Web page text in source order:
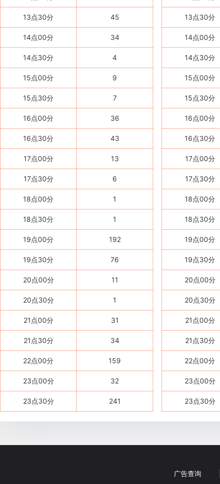
13点30分 45
14点00分 34
14点30分 4
15点00分 9
15点30分 7
16点00分 36
16点30分 43
17点00分 13
17点30分 6
18点00分 1
18点30分 1
19点00分 192
19点30分 76
20点00分 11
20点30分 1
21点00分 31
21点30分 34
22点00分 159
23点00分 32
23点30分 241
13点30分
14点00分
14点30分
15点00分
15点30分
16点00分
16点30分
17点00分
17点30分
18点00分
18点30分
19点00分
19点30分
20点00分
20点30分
21点00分
21点30分
22点00分
23点00分
23点30分
广告查询